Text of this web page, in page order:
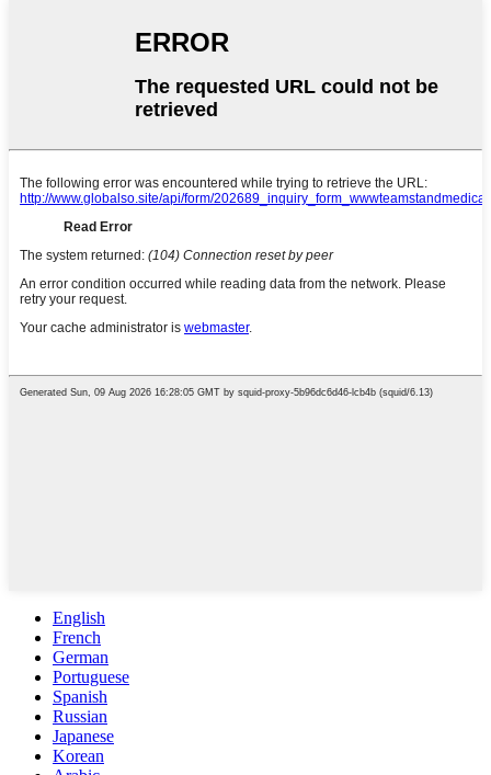
English
French
German
Portuguese
Spanish
Russian
Japanese
Korean